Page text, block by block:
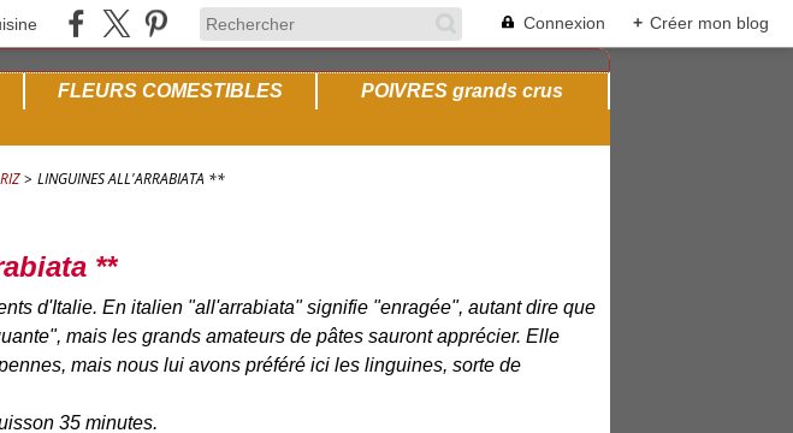
Connexion + Créer mon blog
FLEURS COMESTIBLES
POIVRES grands crus
> LINGUINES ALL'ARRABIATA **
**
d'Italie. En italien "all'arrabiata" signifie "enragée", autant dire que
mais les grands amateurs de pâtes sauront apprécier. Elle
mais nous lui avons préféré ici les linguines, sorte de
35 minutes.